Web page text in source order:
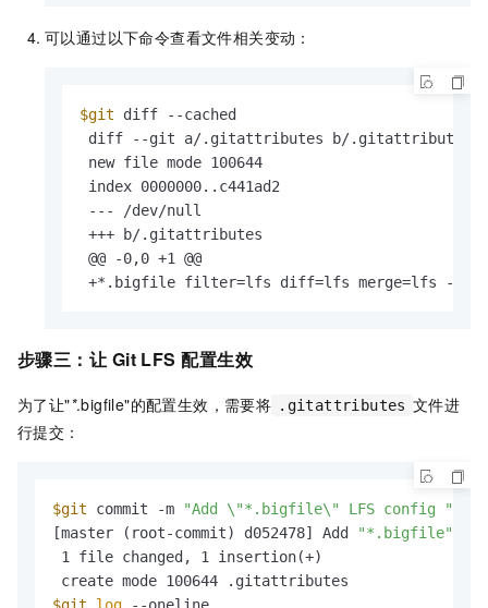
可以通过以下命令查看文件相关变动：
$git diff --cached
diff --git a/.gitattributes b/.gitattributes
new file mode 100644
index 0000000..c441ad2
--- /dev/null
+++ b/.gitattributes
@@ -0,0 +1 @@
+*.bigfile filter=lfs diff=lfs merge=lfs -text
步骤三：让 Git LFS 配置生效
为了让"*.bigfile"的配置生效，需要将 .gitattributes 文件进
行提交：
$git commit -m
"Add \"*.bigfile\" LFS config "
[master (root-commit) d052478] Add
"*.bigfile"
1 file changed, 1 insertion(+)